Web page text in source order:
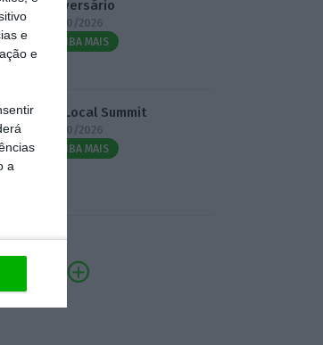
e
e
a
Aniversário
14/10/2026
SAIBA MAIS
3.º Local Summit
07/10/2026
SAIBA MAIS